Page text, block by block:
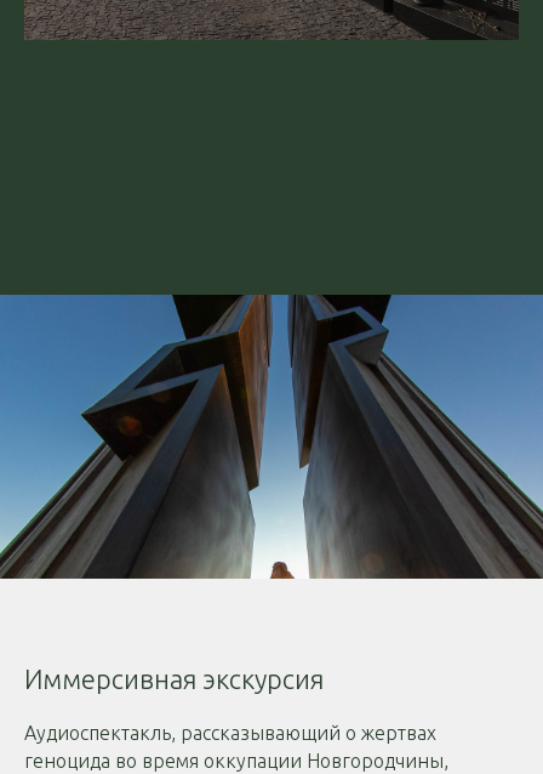
Иммерсивная экскурсия
Аудиоспектакль, рассказывающий о жертвах
геноцида во время оккупации Новгородчины,